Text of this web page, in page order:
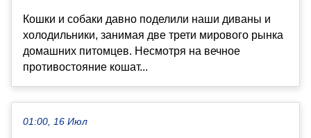
Кошки и собаки давно поделили наши диваны и
холодильники, занимая две трети мирового рынка
домашних питомцев. Несмотря на вечное
противостояние кошат...
01:00, 16 Июл